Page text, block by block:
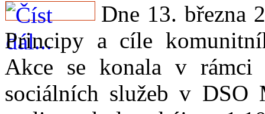
Dne 13. března
Principy a cíle
Akce se konala v rámci
sociálních služeb v DSO